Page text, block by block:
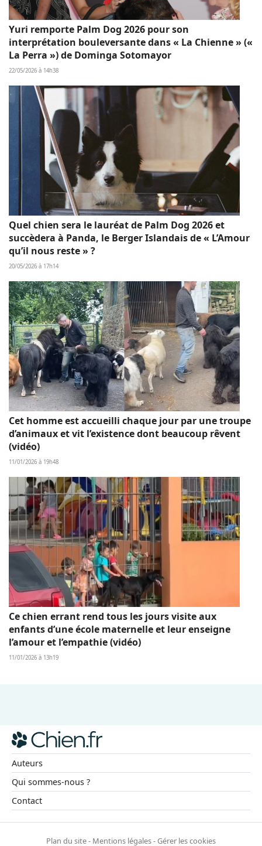
Yuri remporte Palm Dog 2026 pour son
interprétation bouleversante dans « La Chienne » («
La Perra ») de Dominga Sotomayor
22/05/2026 à 14h38
Quel chien sera le lauréat de Palm Dog 2026 et
succèdera à Panda, le Berger Islandais de « L’Amour
qu’il nous reste » ?
20/05/2026 à 17h14
Cet homme est accueilli chaque jour par une troupe
d’animaux et vit l’existence dont beaucoup rêvent
(vidéo)
11/01/2026 à 19h48
Ce chien errant rend tous les jours visite aux
enfants d’une école maternelle et leur enseigne
l’amour et l’empathie (vidéo)
11/01/2026 à 13h19
Auteurs
Qui sommes-nous ?
Contact
Plan du site- Mentions légales-Gérer les cookies